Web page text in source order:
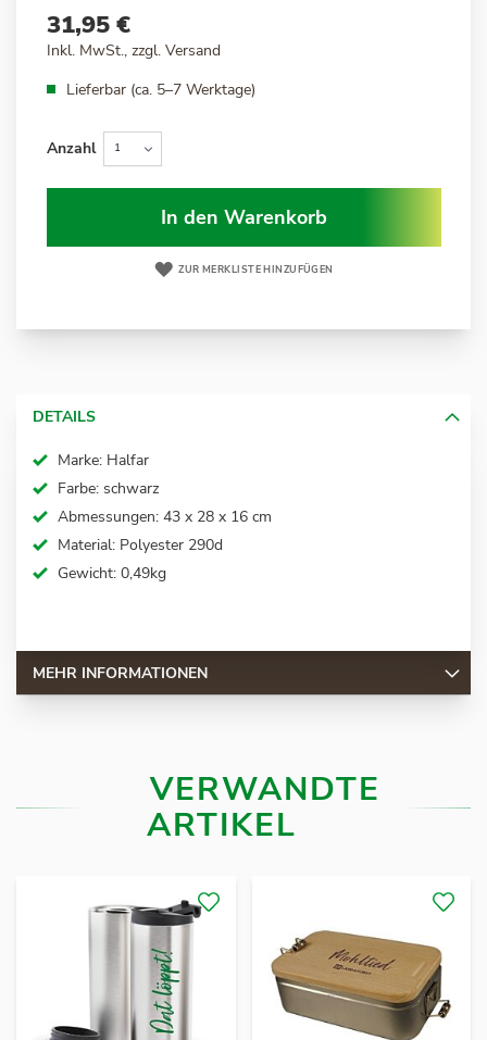
31,95 €
Inkl. MwSt., zzgl. Versand
Lieferbar (ca. 5–7 Werktage)
Anzahl
In den Warenkorb
ZUR MERKLISTE HINZUFÜGEN
DETAILS
Marke: Halfar
Farbe: schwarz
Abmessungen: 43 x 28 x 16 cm
Material: Polyester 290d
Gewicht: 0,49kg
MEHR INFORMATIONEN
VERWANDTE
ARTIKEL